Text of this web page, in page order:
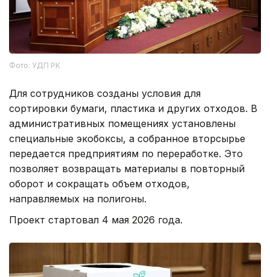
Фото: УДП РК
Для сотрудников созданы условия для
сортировки бумаги, пластика и других отходов. В
административных помещениях установлены
специальные экобоксы, а собранное вторсырье
передается предприятиям по переработке. Это
позволяет возвращать материалы в повторный
оборот и сокращать объем отходов,
направляемых на полигоны.
Проект стартовал 4 мая 2026 года.